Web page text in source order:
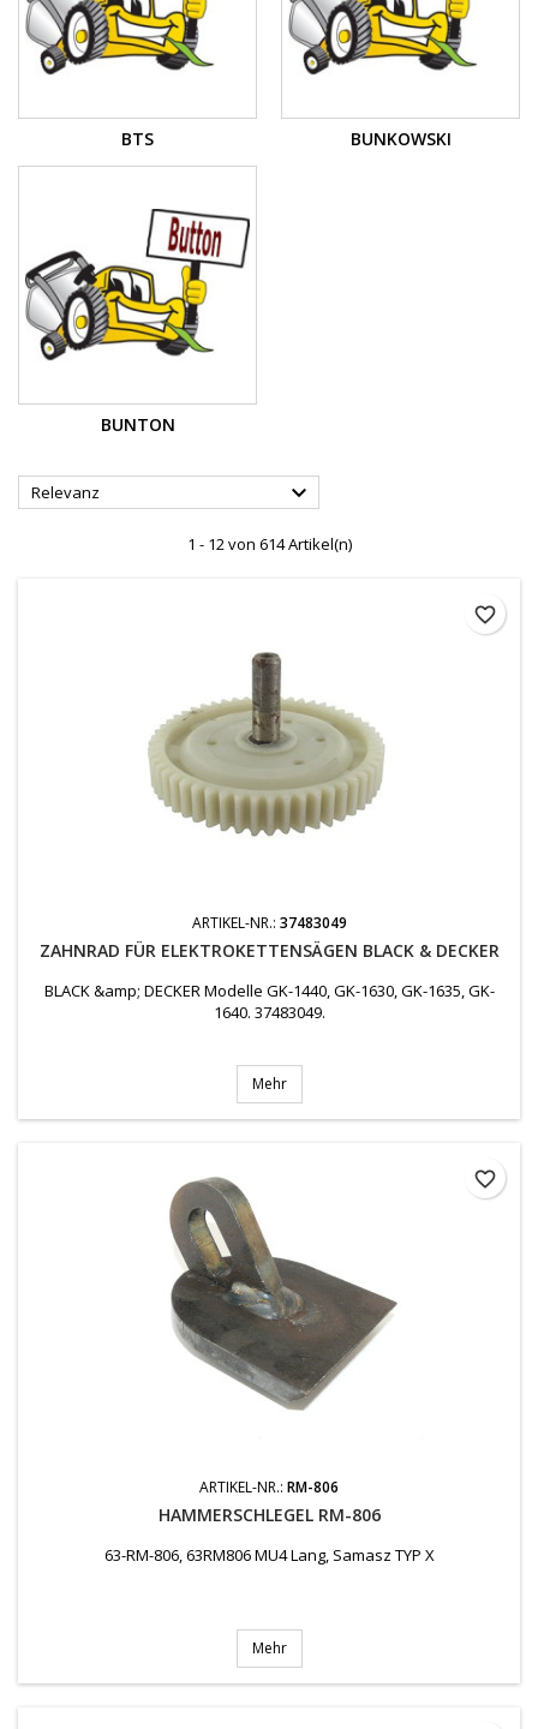
BTS BUNKOWSKI
BUNTON
Relevanz 
1 - 12 von 614 Artikel(n)
ARTIKEL-NR.: 37483049
ZAHNRAD FÜR ELEKTROKETTENSÄGEN BLACK & DECKER
BLACK &amp; DECKER Modelle GK-1440, GK-1630, GK-1635, GK-
1640. 37483049.
Mehr
favorite_border
ARTIKEL-NR.: RM-806
HAMMERSCHLEGEL RM-806
63-RM-806, 63RM806 MU4 Lang, Samasz TYP X
Mehr
favorite_border